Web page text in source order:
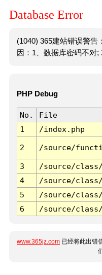
Database Error
(1040) 365建站错误警告
因：1、数据库密码不对;
PHP Debug
No. File
1
/index.php
2 /source/
3 /source/
4
/source/
5
/source/
6
/source/
www.365jz.com 已经将此出错